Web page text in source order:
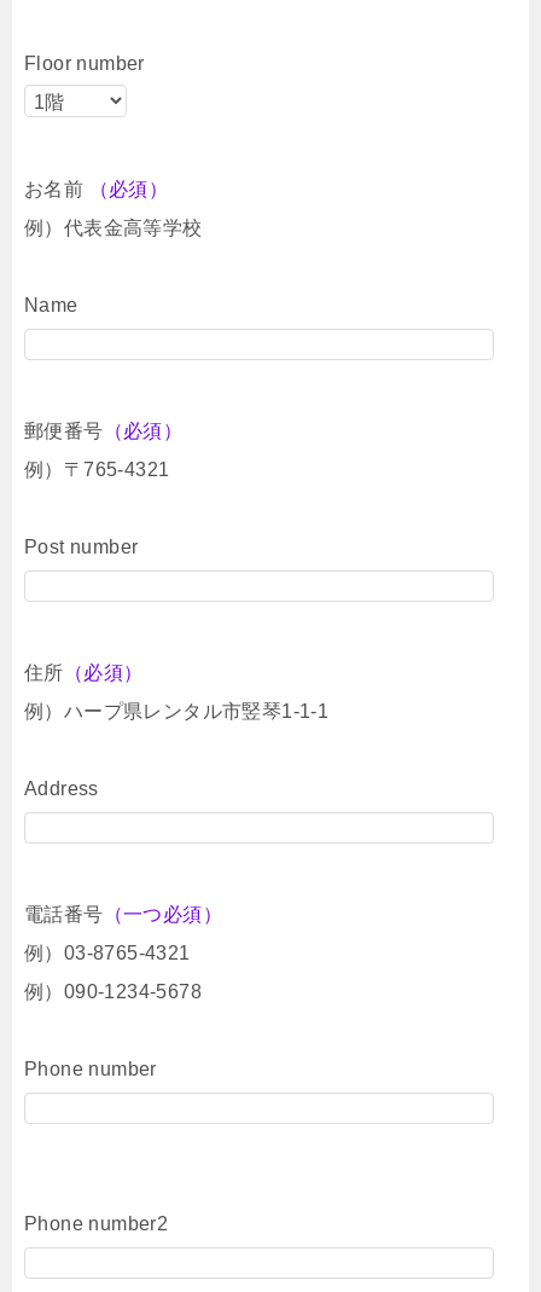
Floor number
お名前
（必須）
例）代表金高等学校
Name
郵便番号 （必須）
例）〒765-4321
Post number
住所 （必須）
例）ハープ県レンタル市竪琴1-1-1
Address
電話番号 （一つ必須）
例）03-8765-4321
例）090-1234-5678
Phone number
Phone number2